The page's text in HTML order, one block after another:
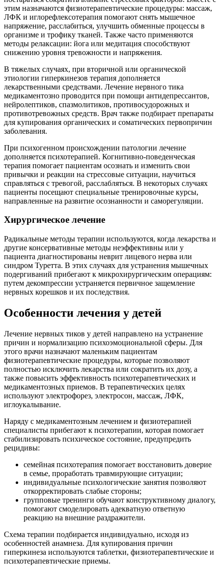
этим назначаются физиотерапевтические процедуры: массаж,
ЛФК и иглорефлексотерапия помогают снять мышечное
напряжение, расслабиться, улучшить обменные процессы в
организме и трофику тканей. Также часто применяются
методы релаксации: йога или медитация способствуют
снижению уровня тревожности и напряжения.
В тяжелых случаях, при вторичной или органической
этиологии гиперкинезов терапия дополняется
лекарственными средствами. Лечение нервного тика
медикаментозно проводится при помощи антидепрессантов,
нейролептиков, спазмолитиков, противосудорожных и
противотревожных средств. Врач также подбирает препараты
для купирования органических и соматических первопричин
заболевания.
При психогенном происхождении патологии лечение
дополняется психотерапией. Когнитивно-поведенческая
терапия помогает пациентам осознать и изменить свои
привычки и реакции на стрессовые ситуации, научиться
справляться с тревогой, расслабляться. В некоторых случаях
пациенты посещают специальные тренировочные курсы,
направленные на развитие осознанности и саморегуляции.
Хирургическое лечение
Радикальные методы терапии используются, когда лекарства и
другие консервативные методы неэффективны или у
пациента диагностированы неврит лицевого нерва или
синдром Туретта. В этих случаях для устранения мышечных
подергиваний прибегают к микрохирургическим операциям:
путем декомпрессии устраняется первичное защемление
нервных корешков и их последствия.
Особенности лечения у детей
Лечение нервных тиков у детей направлено на устранение
причин и нормализацию психоэмоциональной сферы. Для
этого врачи назначают маленьким пациентам
физиотерапевтические процедуры, которые позволяют
полностью исключить лекарства или сократить их дозу, а
также повысить эффективность психотерапевтических и
медикаментозных приемов. В терапевтических целях
используют электрофорез, электросон, массаж, ЛФК,
иглоукалывание.
Наряду с медикаментозным лечением и физиотерапией
специалисты прибегают к психотерапии, которая помогает
стабилизировать психическое состояние, предупредить
рецидивы:
семейная психотерапия помогает восстановить доверие
в семье, проработать травмирующие ситуации;
индивидуальные психологические занятия позволяют
откорректировать слабые стороны;
групповые тренинги обучают конструктивному диалогу,
помогают смоделировать адекватную ответную
реакцию на внешние раздражители.
Схема терапии подбирается индивидуально, исходя из
особенностей анамнеза. Для купирования причин
гиперкинеза используются таблетки, физиотерапевтические и
психотерапевтические приемы.